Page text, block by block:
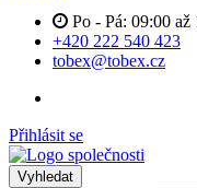
Po - Pá: 09:00 až
+420 222 540 423
tobex@tobex.cz
Přihlásit se
Vyhledat